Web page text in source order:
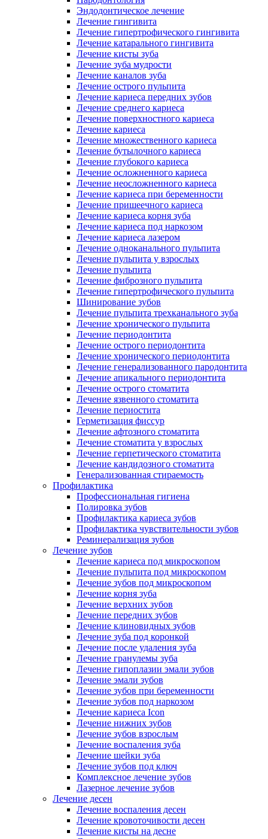
Эндодонтическое лечение
Лечение гингивита
Лечение гипертрофического гингивита
Лечение катарального гингивита
Лечение кисты зуба
Лечение зуба мудрости
Лечение каналов зуба
Лечение острого пульпита
Лечение кариеса передних зубов
Лечение среднего кариеса
Лечение поверхностного кариеса
Лечение кариеса
Лечение множественного кариеса
Лечение бутылочного кариеса
Лечение глубокого кариеса
Лечение осложненного кариеса
Лечение неосложненного кариеса
Лечение кариеса при беременности
Лечение пришеечного кариеса
Лечение кариеса корня зуба
Лечение кариеса под наркозом
Лечение кариеса лазером
Лечение одноканального пульпита
Лечение пульпита у взрослых
Лечение пульпита
Лечение фиброзного пульпита
Лечение гипертрофического пульпита
Шинирование зубов
Лечение пульпита трехканального зуба
Лечение хронического пульпита
Лечение периодонтита
Лечение острого периодонтита
Лечение хронического периодонтита
Лечение генерализованного пародонтита
Лечение апикального периодонтита
Лечение острого стоматита
Лечение язвенного стоматита
Лечение периостита
Герметизация фиссур
Лечение афтозного стоматита
Лечение стоматита у взрослых
Лечение герпетического стоматита
Лечение кандидозного стоматита
Генерализованная стираемость
Профилактика
Профессиональная гигиена
Полировка зубов
Профилактика кариеса зубов
Профилактика чувствительности зубов
Реминерализация зубов
Лечение зубов
Лечение кариеса под микроскопом
Лечение пульпита под микроскопом
Лечение зубов под микроскопом
Лечение корня зуба
Лечение верхних зубов
Лечение передних зубов
Лечение клиновидных зубов
Лечение зуба под коронкой
Лечение после удаления зуба
Лечение гранулемы зуба
Лечение гипоплазии эмали зубов
Лечение эмали зубов
Лечение зубов при беременности
Лечение зубов под наркозом
Лечение кариеса Icon
Лечение нижних зубов
Лечение зубов взрослым
Лечение воспаления зуба
Лечение шейки зуба
Лечение зубов под ключ
Комплексное лечение зубов
Лазерное лечение зубов
Лечение десен
Лечение воспаления десен
Лечение кровоточивости десен
Лечение кисты на десне